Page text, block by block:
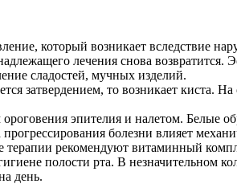
который возникает вследствие
лечения снова
сладостей, мучных изделий.
затвердением, то возникает
эпителия и налетом. Белые
болезни влияет
рекомендуют витаминный
полости рта. В незначительном
день.